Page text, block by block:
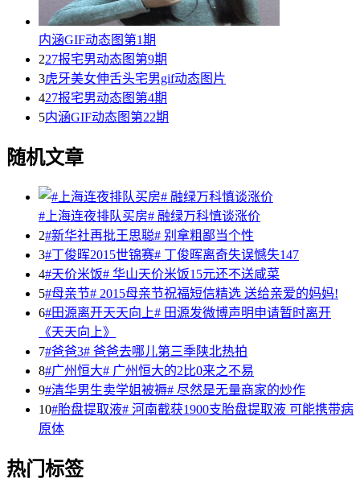
内涵GIF动态图第1期
227报宅男动态图第9期
3虎牙美女伸舌头宅男gif动态图片
427报宅男动态图第4期
5内涵GIF动态图第22期
随机文章
#上海连夜排队买房# 融绿万科慎谈涨价
2#新华社再批王思聪# 别拿粗鄙当个性
3#丁俊晖2015世锦赛# 丁俊晖离奇失误憾失147
4#天价米饭# 华山天价米饭15元还不送咸菜
5#母亲节# 2015母亲节祝福短信精选 送给亲爱的妈妈!
6#田源离开天天向上# 田源发微博声明申请暂时离开
《天天向上》
7#爸爸3# 爸爸去哪儿第三季陕北热拍
8#广州恒大# 广州恒大的2比0来之不易
9#清华男生卖学姐被褥# 尽然是无量商家的炒作
10#胎盘提取液# 河南截获1900支胎盘提取液 可能携带病
原体
热门标签